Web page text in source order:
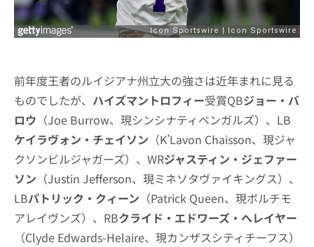
前年度王者のルイジアナ州立大の強さは近年まれに見る
ものでしたが、 ハイズマントロフィー受賞QBジョー・バ
ロウ （Joe Burrow、現シンシナティベンガルズ）、LB
ケイラヴォン・チェイソン （K’Lavon Chaisson、現ジャ
クソンビルジャガーズ）、WRジャスティン・ジェファー
ソン （Justin Jefferson、現ミネソタヴァイキングス）、
LBパトリック・クィーン （Patrick Queen、現ボルチモ
アレイヴンズ）、RBクライド・エドワーズ・へレイヤー
（Clyde Edwards-Helaire、現カンザスシティチーフス）